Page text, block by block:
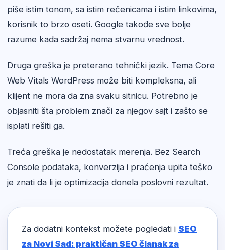
piše istim tonom, sa istim rečenicama i istim linkovima,
korisnik to brzo oseti. Google takođe sve bolje
razume kada sadržaj nema stvarnu vrednost.
Druga greška je preterano tehnički jezik. Tema Core
Web Vitals WordPress može biti kompleksna, ali
klijent ne mora da zna svaku sitnicu. Potrebno je
objasniti šta problem znači za njegov sajt i zašto se
isplati rešiti ga.
Treća greška je nedostatak merenja. Bez Search
Console podataka, konverzija i praćenja upita teško
je znati da li je optimizacija donela poslovni rezultat.
Za dodatni kontekst možete pogledati i SEO
za Novi Sad: praktičan SEO članak za